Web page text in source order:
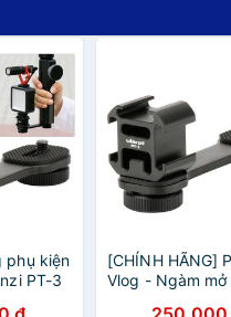
phụ kiện
PT-3
[CHÍNH HÃNG]
Vlog - Ngàm mở